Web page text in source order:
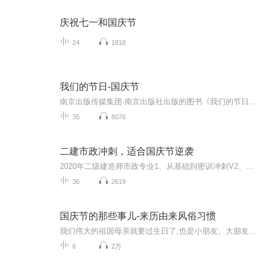
庆祝七一和国庆节
24 1818
我们的节日-国庆节
35 8076
二建市政冲刺，适合国庆节逆袭
36 2619
国庆节的那些事儿-来历由来风俗习惯
6 2万